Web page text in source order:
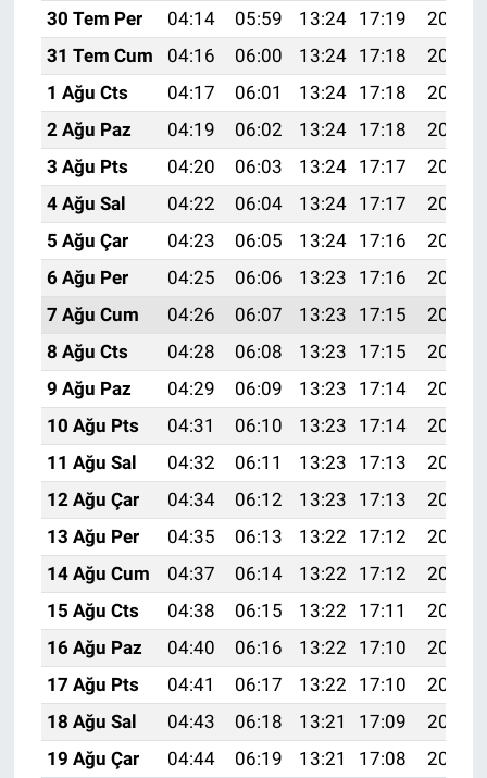
30 Tem Per
04:14 05:59 13:24 17:19
20:38
31 Tem Cum
04:16 06:00 13:24 17:18
20:37
1 Ağu Cts
04:17 06:01 13:24 17:18
20:36
2 Ağu Paz
04:19 06:02 13:24 17:18
20:35
3 Ağu Pts
04:20 06:03 13:24 17:17
20:34
4 Ağu Sal
04:22 06:04 13:24 17:17
20:33
5 Ağu Çar
04:23 06:05 13:24 17:16
20:32
6 Ağu Per
04:25 06:06 13:23 17:16
20:31
7 Ağu Cum
04:26 06:07 13:23 17:15
20:29
8 Ağu Cts
04:28 06:08 13:23 17:15
20:28
9 Ağu Paz
04:29 06:09 13:23 17:14
20:27
10 Ağu Pts
04:31 06:10 13:23 17:14
20:26
11 Ağu Sal
04:32 06:11 13:23 17:13
20:24
12 Ağu Çar
04:34 06:12 13:23 17:13
20:23
13 Ağu Per
04:35 06:13 13:22 17:12
20:22
14 Ağu Cum
04:37 06:14 13:22 17:12
20:20
15 Ağu Cts
04:38 06:15 13:22 17:11
20:19
16 Ağu Paz
04:40 06:16 13:22 17:10
20:18
17 Ağu Pts
04:41 06:17 13:22 17:10
20:16
18 Ağu Sal
04:43 06:18 13:21 17:09
20:15
19 Ağu Çar
04:44 06:19 13:21 17:08
20:13